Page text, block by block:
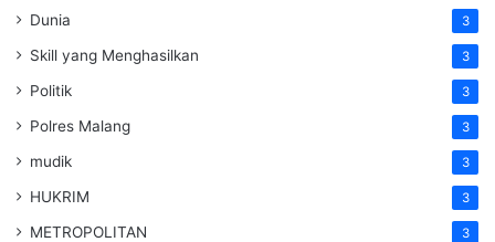
Dunia 3
Skill yang Menghasilkan 3
Politik 3
Polres Malang 3
mudik 3
HUKRIM 3
METROPOLITAN 3